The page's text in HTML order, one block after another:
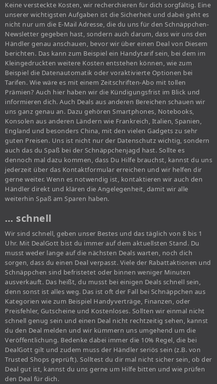
Keine versteckte Kosten, wir recherchieren für dich sorgfältig. Eine
unserer wichtigsten Aufgaben ist die Sicherheit und dabei geht es
nicht nur um die E-Mail Adresse, die du uns für den Schnäppchen-
Newsletter gegeben hast, sondern auch darum, dass wir uns den
Händler genau anschauen, bevor wir über einen Deal von Diesem
berichten. Das kann zum Beispiel ein Handytarif sein, bei dem im
Kleingedruckten weitere Kosten entstehen können, wie zum
Beispiel die Datenautomatik oder voraktivierte Optionen bei
Tarifen. Wie wäre es mit einem Zeitschriften-Abo mit tollen
Prämien? Auch hier haben wir die Kündigungsfrist im Blick und
informieren dich. Auch Deals aus anderen Bereichen schauen wir
uns ganz genau an. Dazu gehören Smartphones, Notebooks,
Konsolen aus anderen Ländern wie Frankreich, Italien, Spanien,
England und besonders China, mit den vielen Gadgets zu sehr
guten Preisen. Uns ist nicht nur der Datenschutz wichtig, sondern
auch das du Spaß bei der Schnäppchenjagd hast. Sollte es
dennoch mal dazu kommen, dass Du Hilfe brauchst, kannst du uns
jederzeit über das Kontaktformular erreichen und wir helfen dir
gerne weiter. Wenn es notwendig ist, kontaktieren wir auch den
Händler direkt und klären die Angelegenheit, damit wir alle
weiterhin Spaß am Sparen haben.
… schnell
Wir sind schnell, geben unser Bestes und das täglich von 8 bis 1
Uhr. Mit DealGott bist du immer auf dem aktuellsten Stand. Du
musst weder lange auf die nächsten Deals warten, noch dich
sorgen, dass du einen Deal verpasst. Viele der Rabattaktionen und
Schnäppchen sind befristetet oder binnen weniger Minuten
ausverkauft. Das heißt, du musst bei einigen Deals schnell sein,
denn sonst ist alles weg. Das ist oft der Fall bei Schnäppchen aus
Kategorien wie zum Beispiel Handyverträge, Finanzen, oder
Preisfehler, Gutscheine und Kostenloses. Sollten wir einmal nicht
schnell genug sein und einen Deal nicht rechtzeitig sehen, kannst
du den Deal melden und wir kümmern uns umgehend um die
Veröffentlichung. Bedenke dabei immer die 10% Regel, die bei
DealGott gilt und zudem muss der Händler seriös sein (z.B. von
Trusted Shops geprüft). Solltest du dir mal nicht sicher sein, ob der
Deal gut ist, kannst du uns gerne um Hilfe bitten und wie prüfen
den Deal für dich.